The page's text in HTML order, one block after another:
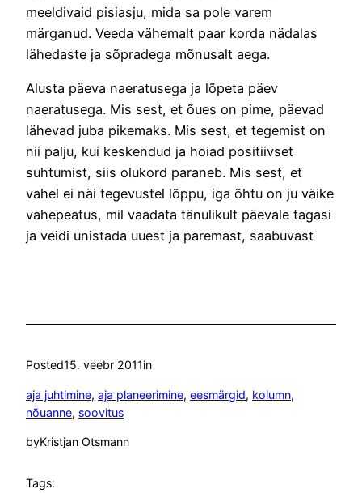
meeldivaid pisiasju, mida sa pole varem
märganud. Veeda vähemalt paar korda nädalas
lähedaste ja sõpradega mõnusalt aega.
Alusta päeva naeratusega ja lõpeta päev
naeratusega. Mis sest, et õues on pime, päevad
lähevad juba pikemaks. Mis sest, et tegemist on
nii palju, kui keskendud ja hoiad positiivset
suhtumist, siis olukord paraneb. Mis sest, et
vahel ei näi tegevustel lõppu, iga õhtu on ju väike
vahepeatus, mil vaadata tänulikult päevale tagasi
ja veidi unistada uuest ja paremast, saabuvast
Posted15. veebr 2011in
aja juhtimine, aja planeerimine, eesmärgid, kolumn
nõuanne, soovitus
byKristjan Otsmann
Tags: